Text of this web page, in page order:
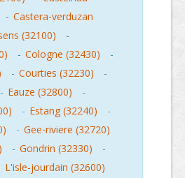
- Castera-verduzan
(32100)
-
- Cologne (32430)
-
- Courties (32230)
-
- Eauze (32800)
-
- Estang (32240)
-
- Gee-riviere (32720)
- Gondrin (32330)
-
L'isle-jourdain (32600)